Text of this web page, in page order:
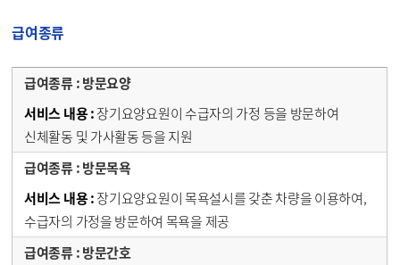
급여종류
방문요양
장기요양요원이 수급자의 가정 등을 방문하여
신체활동 및 가사활동 등을 지원
방문목욕
장기요양요원이 목욕설시를 갖춘 차량을 이용하여,
수급자의 가정을 방문하여 목욕을 제공
방문간호